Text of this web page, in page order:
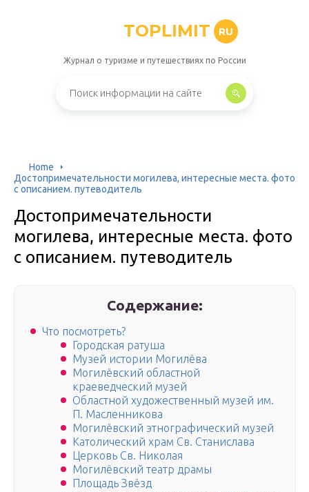
TOPLIMIT RU
Журнал о туризме и путешествиях по России
Home
Достопримечательности могилева, интересные места. фото
с описанием. путеводитель
Достопримечательности
могилева, интересные места. фото
с описанием. путеводитель
Содержание:
Что посмотреть?
Городская ратуша
Музей истории Могилёва
Могилёвский областной
краеведческий музей
Областной художественный музей им.
П. Масленникова
Могилёвский этнографический музей
Католический храм Св. Станислава
Церковь Св. Николая
Могилёвский театр драмы
Площадь Звёзд